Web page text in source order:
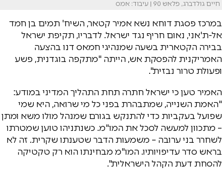
חיים גולדברג, פלאש 90 | עיבוד: אמס
במרכז פסגת דוחא נשא אמיר קטאר, השיח' תמים בן חמד
אל-ת'אני, נאום חריף נגד ישראל. לדבריו, תקיפת ישראל
בבירה הקטארית בשעה שמנהיגי חמאס דנו בהצעה
האמריקנית להפסקת אש, הייתה "מתקפה בוגדנית, פשע
ופעולת טרור נבזית".
האמיר טען כי ישראל חתרה תחת התהליך המדיני במודע:
"האמת השנייה, שמתבהרת בפני כל מי שרואה, היא שמי
שפועל בעקביות כדי להתנקש בגורם שמנהל מולו משא ומתן
– מתכוון למעשה לסכל את המו"מ. כשנתניהו טוען שמטרתו
לשחרר בני ערובה – משמעות הדבר שטענתו שקרית. זה לא
בראש סדר עדיפויותיו. המו"מ מבחינתו הוא רק טקטיקה
להסחת דעת הקהל הישראלית".